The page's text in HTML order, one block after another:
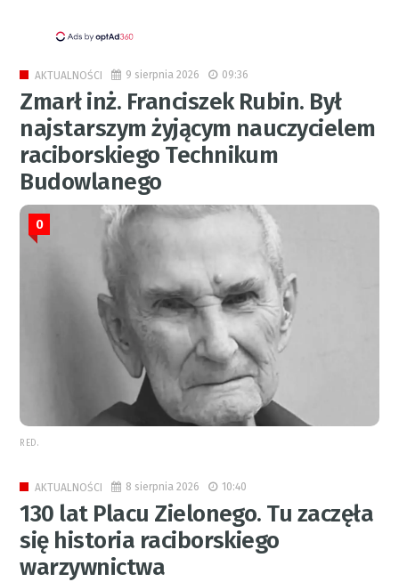
AKTUALNOŚCI 9 sierpnia 2026 09:36
Zmarł inż. Franciszek Rubin. Był
najstarszym żyjącym nauczycielem
raciborskiego Technikum
Budowlanego
0
RED.
AKTUALNOŚCI 8 sierpnia 2026 10:40
130 lat Placu Zielonego. Tu zaczęła
się historia raciborskiego
warzywnictwa